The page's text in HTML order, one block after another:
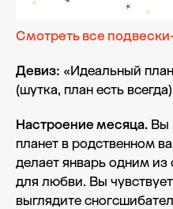
Смотреть все
Девиз: «Идеальный
(шутка, план есть
Настроение месяца. Вы
планет в родственном
делает январь одним
для любви. Вы
выглядите